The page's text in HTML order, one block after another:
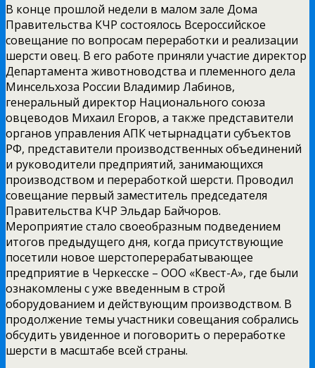
В конце прошлой недели в малом зале Дома
Правительства КЧР состоялось Всероссийское
совещание по вопросам переработки и реализации
шерсти овец. В его работе приняли участие директор
Департамента животноводства и племенного дела
Минсельхоза России Владимир Лабинов,
генеральный директор Национального союза
овцеводов Михаил Егоров, а также представители
органов управления АПК четырнадцати субъектов
РФ, представители производственных объединений
и руководители предприятий, занимающихся
производством и переработкой шерсти. Проводил
совещание первый заместитель председателя
Правительства КЧР Эльдар Байчоров.
Мероприятие стало своеобразным подведением
итогов предыдущего дня, когда присутствующие
посетили новое шерстоперерабатывающее
предприятие в Черкесске – ООО «Квест-А», где были
ознакомлены с уже введенным в строй
оборудованием и действующим производством. В
продолжение темы участники совещания собрались
обсудить увиденное и поговорить о переработке
шерсти в масштабе всей страны.